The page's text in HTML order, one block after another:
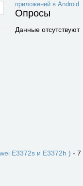
приложений в Android
Опросы
Данные отсутствуют
E3372s и E3372h ) - 7